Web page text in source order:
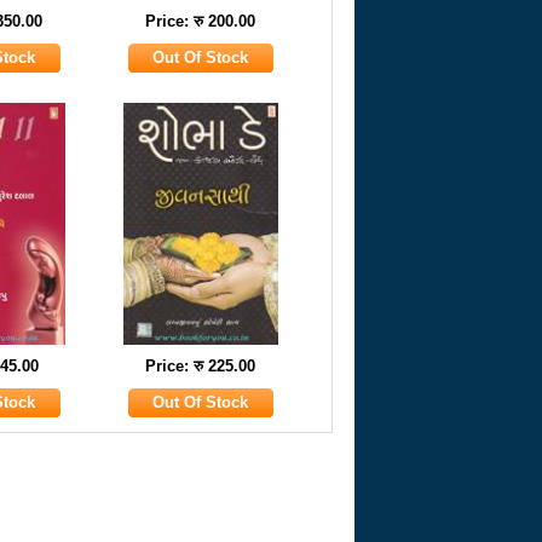
Price: रु 200.00
Price: रु 225.00